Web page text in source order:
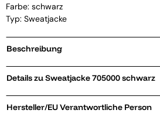
Farbe: schwarz
Typ: Sweatjacke
Beschreibung
Details zu Sweatjacke 705000 schwarz
Hersteller/EU Verantwortliche Person